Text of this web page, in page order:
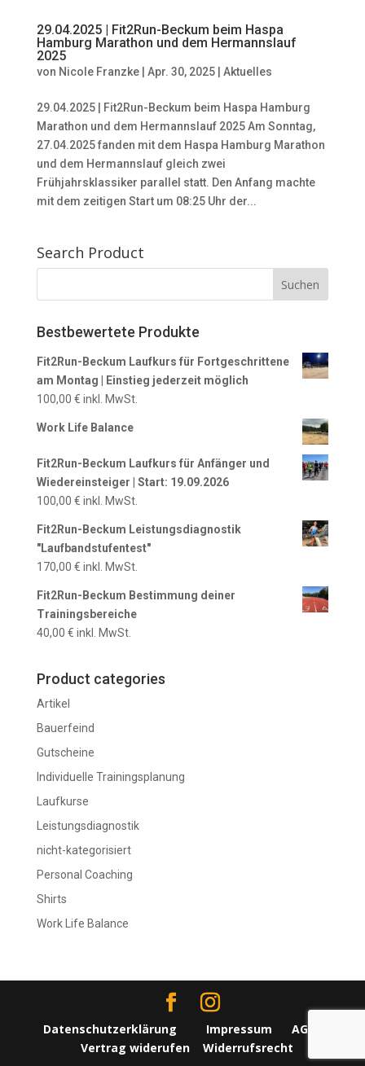
29.04.2025 | Fit2Run-Beckum beim Haspa
Hamburg Marathon und dem Hermannslauf
2025
von Nicole Franzke| Apr. 30, 2025| Aktuelles
29.04.2025 | Fit2Run-Beckum beim Haspa Hamburg
Marathon und dem Hermannslauf 2025 Am Sonntag,
27.04.2025 fanden mit dem Haspa Hamburg Marathon
und dem Hermannslauf gleich zwei
Frühjahrsklassiker parallel statt. Den Anfang machte
mit dem zeitigen Start um 08:25 Uhr der...
Search Product
Bestbewertete Produkte
Fit2Run-Beckum Laufkurs für Fortgeschrittene
am Montag | Einstieg jederzeit möglich
100,00 € inkl. MwSt.
Work Life Balance
Fit2Run-Beckum Laufkurs für Anfänger und
Wiedereinsteiger | Start: 19.09.2026
100,00 € inkl. MwSt.
Fit2Run-Beckum Leistungsdiagnostik
"Laufbandstufentest"
170,00 € inkl. MwSt.
Fit2Run-Beckum Bestimmung deiner
Trainingsbereiche
40,00 € inkl. MwSt.
Product categories
Artikel
Bauerfeind
Gutscheine
Individuelle Trainingsplanung
Laufkurse
Leistungsdiagnostik
nicht-kategorisiert
Personal Coaching
Shirts
Work Life Balance
Datenschutzerklärung Impressum
AGBs
Vertrag widerufen
Widerrufsrecht